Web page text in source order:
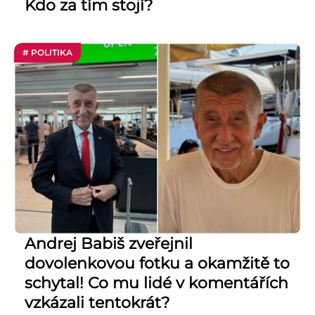
Kdo za tím stojí?
# POLITIKA
Andrej Babiš zveřejnil
dovolenkovou fotku a okamžitě to
schytal! Co mu lidé v komentářích
vzkázali tentokrát?